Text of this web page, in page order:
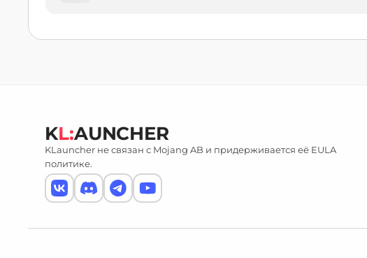
KL:AUNCHER
KLauncher не связан с Mojang AB и придерживается её EULA
политике.